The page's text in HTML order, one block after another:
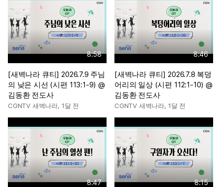
8:58
[새벽나라 큐티] 2026.7.9 주님
의 낮은 시선 (시편 113:1-9) @
김동환 전도사
CGNTV 새벽나라, 1달 전
8:46
[새벽나라 큐티] 2026.7.8 복덩
어리의 일상 (시편 112:1-10) @
김동환 전도사
CGNTV 새벽나라, 1달 전
8:47 8:15